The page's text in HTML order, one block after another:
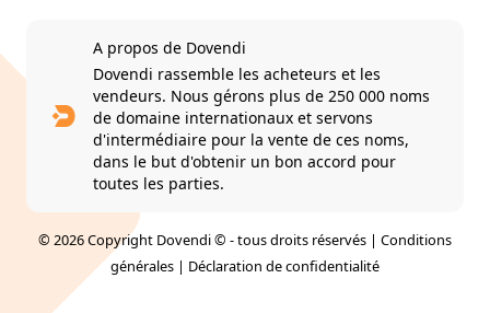
A propos de Dovendi
Dovendi rassemble les acheteurs et les
vendeurs. Nous gérons plus de 250 000 noms
de domaine internationaux et servons
d'intermédiaire pour la vente de ces noms,
dans le but d'obtenir un bon accord pour
toutes les parties.
© 2026 Copyright Dovendi © - tous droits réservés | Conditions
générales | Déclaration de confidentialité